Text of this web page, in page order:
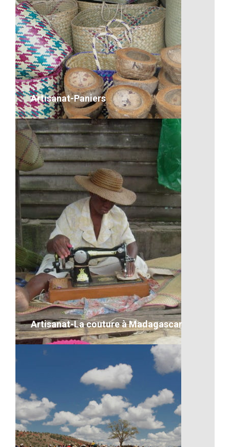
Artisanat-Dans la construction
VOIR LE DÉTAIL
Artisanat-Paniers
Artisanat-Paniers
VOIR LE DÉTAIL
Artisanat-La couture à Madagascar